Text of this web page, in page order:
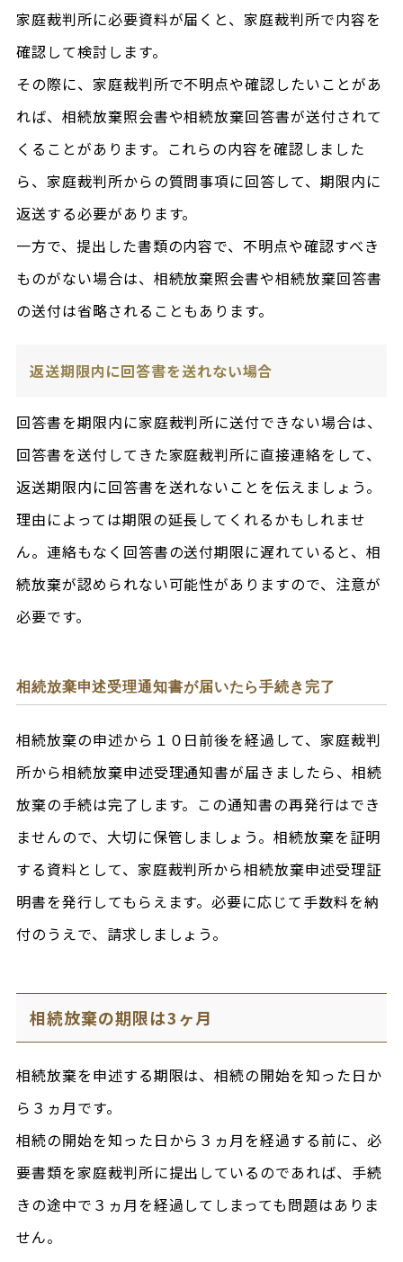
家庭裁判所に必要資料が届くと、家庭裁判所で内容を
確認して検討します。
その際に、家庭裁判所で不明点や確認したいことがあ
れば、相続放棄照会書や相続放棄回答書が送付されて
くることがあります。これらの内容を確認しました
ら、家庭裁判所からの質問事項に回答して、期限内に
返送する必要があります。
一方で、提出した書類の内容で、不明点や確認すべき
ものがない場合は、相続放棄照会書や相続放棄回答書
の送付は省略されることもあります。
返送期限内に回答書を送れない場合
回答書を期限内に家庭裁判所に送付できない場合は、
回答書を送付してきた家庭裁判所に直接連絡をして、
返送期限内に回答書を送れないことを伝えましょう。
理由によっては期限の延長してくれるかもしれませ
ん。連絡もなく回答書の送付期限に遅れていると、相
続放棄が認められない可能性がありますので、注意が
必要です。
相続放棄申述受理通知書が届いたら手続き完了
相続放棄の申述から１０日前後を経過して、家庭裁判
所から相続放棄申述受理通知書が届きましたら、相続
放棄の手続は完了します。この通知書の再発行はでき
ませんので、大切に保管しましょう。相続放棄を証明
する資料として、家庭裁判所から相続放棄申述受理証
明書を発行してもらえます。必要に応じて手数料を納
付のうえで、請求しましょう。
相続放棄の期限は3ヶ月
相続放棄を申述する期限は、相続の開始を知った日か
ら３ヵ月です。
相続の開始を知った日から３ヵ月を経過する前に、必
要書類を家庭裁判所に提出しているのであれば、手続
きの途中で３ヵ月を経過してしまっても問題はありま
せん。